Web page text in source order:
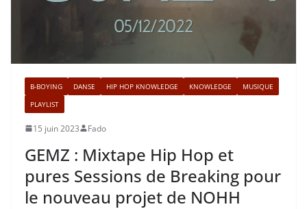
B-BOYING DANSE HIP HOP KNOWLEDGE KNOWLEDGE
MUSIQUE
PLAYLIST
15 juin 2023 Fado
GEMZ : Mixtape Hip Hop et
pures Sessions de Breaking pour
le nouveau projet de NOHH